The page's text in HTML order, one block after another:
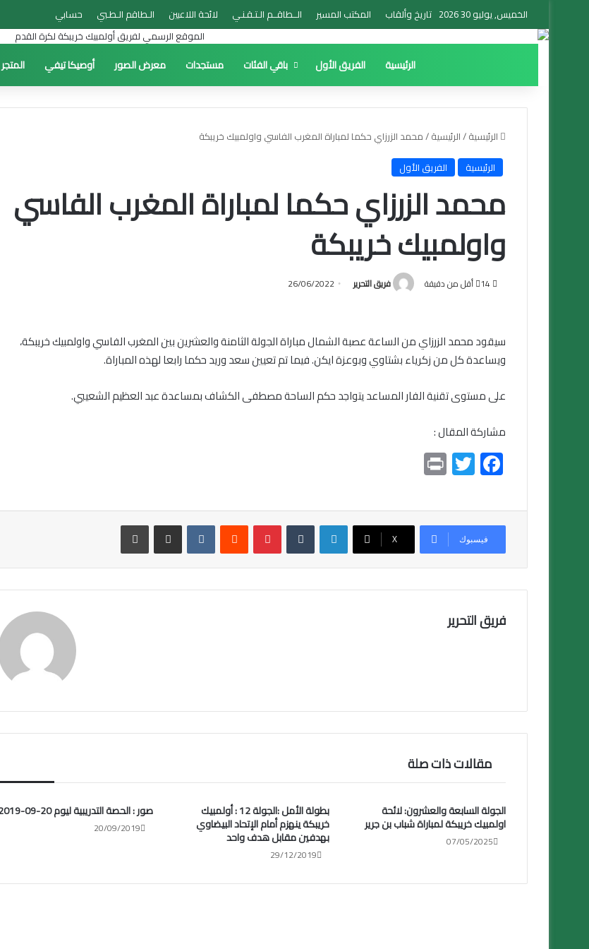
الخميس, يوليو 30 2026 تاريخ وألقاب المكتب المسير الــطاقــم الـتـقـنـي لائحة اللاعبين الـطاقم الـطـبي حسابي
الرئيسية الفريق الأول باقي الفئات مستجدات معرض الصور أوصيكا تيفي المتجر
الرئيسية/الرئيسية/محمد الزرزاي حكما لمباراة المغرب الفاسي واولمبيك خريبكة
الرئيسية
الفريق الأول
محمد الزرزاي حكما لمباراة المغرب الفاسي
واولمبيك خريبكة
فريق التحرير 26/06/2022 أقل من دقيقة
سيقود محمد الزرزاي من الساعة عصبة الشمال مباراة الجولة الثامنة والعشرين بين المغرب الفاسي واولمبيك خريبكة،
ويساعدة كل من زكرياء بشتاوي وبوعزة ايكن. فيما تم تعيين سعد وريد حكما رابعا لهذه المباراة.
على مستوى تقنية الفار المساعد يتواجد حكم الساحة مصطفى الكشاف بمساعدة عبد العظيم الشعيبي.
مشاركة المقال :
F
ac
e
b
o
ok
T
wi
tt
er
t
فيسبوك X
لينكدإن بينتيريست مشاركة عبر البريد طباعة
فريق التحرير
مقالات ذات صلة
صور : الحصة التدريبية ليوم 20-09-2019
20/09/2019
بطولة الأمل :الجولة 12 : أولمبيك
خريبكة ينهزم أمام الإتحاد البيضاوي
بهدفين مقابل هدف واحد
29/12/2019
الجولة السابعة والعشرون: لائحة
اولمبيك خريبكة لمباراة شباب بن جرير
07/05/2025